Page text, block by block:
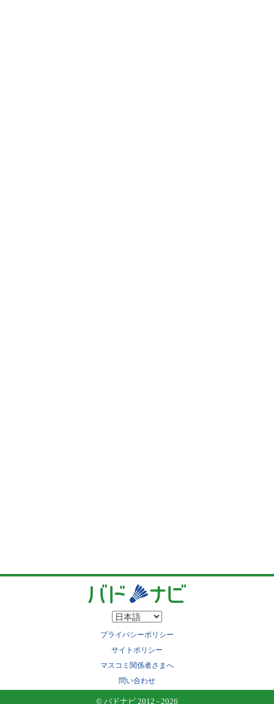
プライバシーポリシー
サイトポリシー
マスコミ関係者さまへ
問い合わせ
© バドナビ 2012 - 2026